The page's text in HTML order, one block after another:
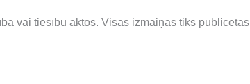
vai tiesību aktos. Visas izmaiņas tiks publicētas